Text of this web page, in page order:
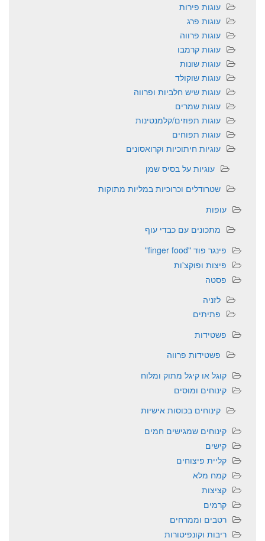
עוגות פירות
עוגות פרג
עוגות פרווה
עוגות קרמבו
עוגות שונות
עוגות שוקולד
עוגות שיש חלביות ופרווה
עוגות שמרים
עוגות תפוזים/קלמנטינות
עוגות תפוחים
עוגיות חיתוכיות וקרואסונים
עוגיות על בסיס שמן
שטרודלים וכרוכיות במליות מתוקות
עופות
מתכונים עם כבדי עוף
פינגר פוד "finger food"
פיצות ופוקצ'ות
פסטה
לזניה
פתיתים
פשטידות
פשטידות פרווה
קוגל או קיגל מתוק ומלוח
קינוחים ומוסים
קינוחים בכוסות אישיות
קינוחים שמגישים חמים
קישים
קליית פיצוחים
קמח מלא
קציצות
קרמים
רטבים וממרחים
ריבות וקונפיטורות